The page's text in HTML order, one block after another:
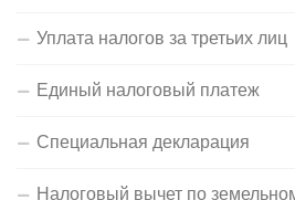
Уплата налогов за третьих лиц
Единый налоговый платеж
Специальная декларация
Налоговый вычет по